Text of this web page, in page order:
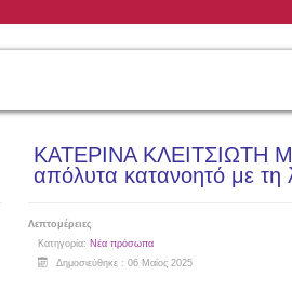
ΚΑΤΕΡΙΝΑ ΚΛΕΙΤΣΙΩΤΗ Με
απόλυτα κατανοητό με τη
Λεπτομέρειες
Κατηγορία: Νέα πρόσωπα
Δημοσιεύθηκε : 06 Μαϊος 2025